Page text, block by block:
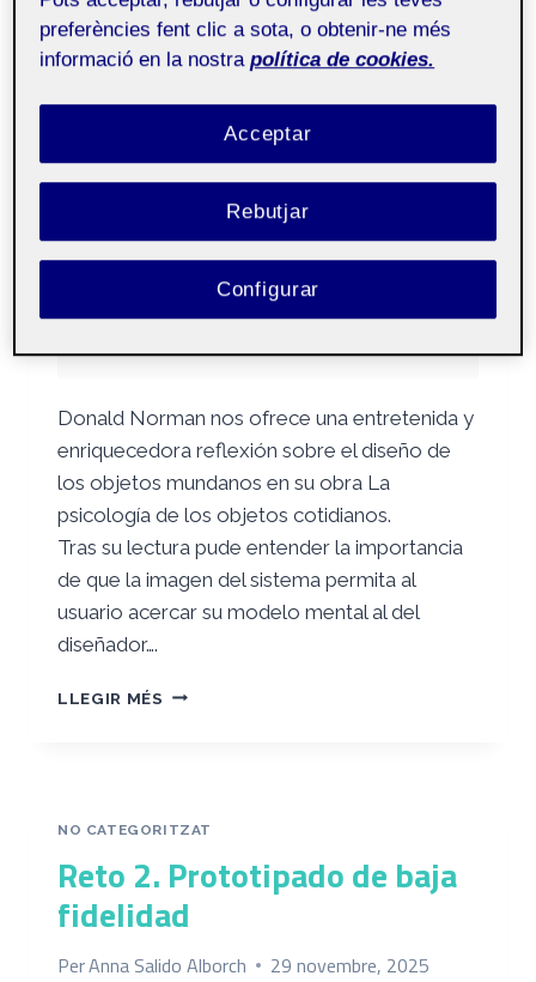
DE
LA
USABILIDAD
NO CATEGORITZAT
Diseño Centrado en los
Usuarios de los Objetos
Cotidianos
Anna Salido Alborch 16 desembre, 2025
Públic
Donald Norman nos ofrece una entretenida y
enriquecedora reflexión sobre el diseño de
los objetos mundanos en su obra La
psicología de los objetos cotidianos.
Tras su lectura pude entender la importancia
de que la imagen del sistema permita al
usuario acercar su modelo mental al del
diseñador….
LLEGIR MÉS DISEÑO
OBJETOS
COTIDIANOS
NO CATEGORITZAT
Reto 2. Prototipado de baja
fidelidad
PerAnna Salido Alborch 29 novembre, 2025
preferències fent clic a sota, o obtenir-ne més
informació en la nostra política de cookies.
Rebutjar
Acceptar
Configurar